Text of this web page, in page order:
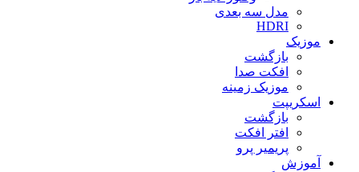
مدل سه بعدی
HDRI
موزیک
بازگشت
افکت صدا
موزیک زمینه
اسکریپت
بازگشت
افتر افکت
پریمیر پرو
آموزش